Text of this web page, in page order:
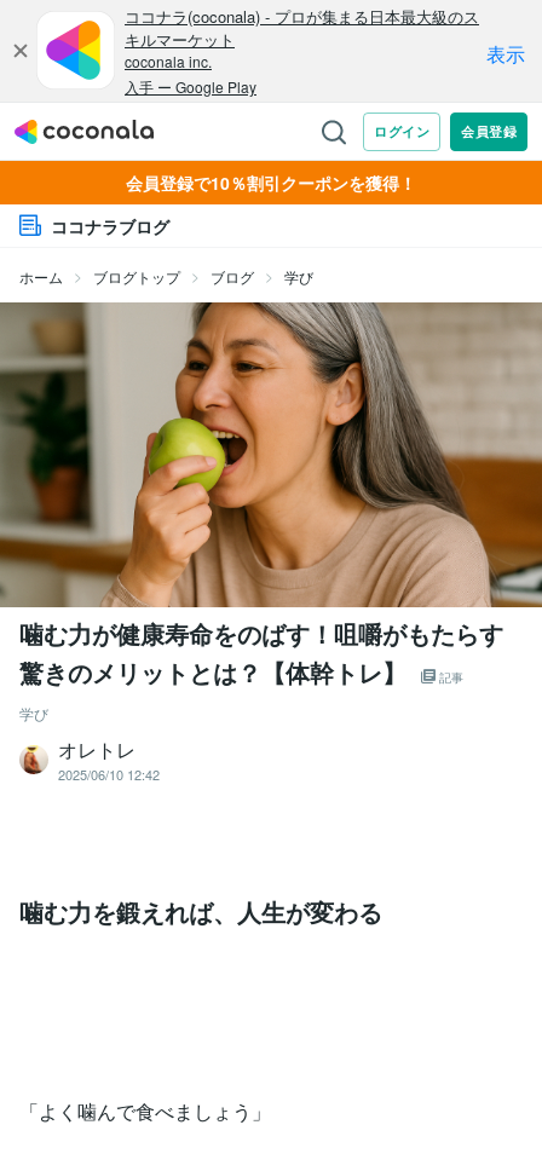
会員登録で10％割引クーポンを獲得！
ココナラブログ
ホーム ブログトップ ブログ 学び
噛む力が健康寿命をのばす！咀嚼がもたらす
驚きのメリットとは？【体幹トレ】
記事
学び
オレトレ
2025/06/10 12:42
噛む力を鍛えれば、人生が変わる
「よく噛んで食べましょう」